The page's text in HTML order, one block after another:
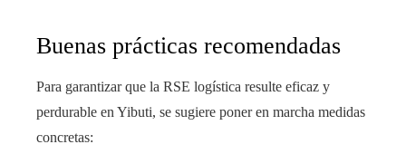
Buenas prácticas recomendadas
Para garantizar que la RSE logística resulte eficaz y
perdurable en Yibuti, se sugiere poner en marcha medidas
concretas: